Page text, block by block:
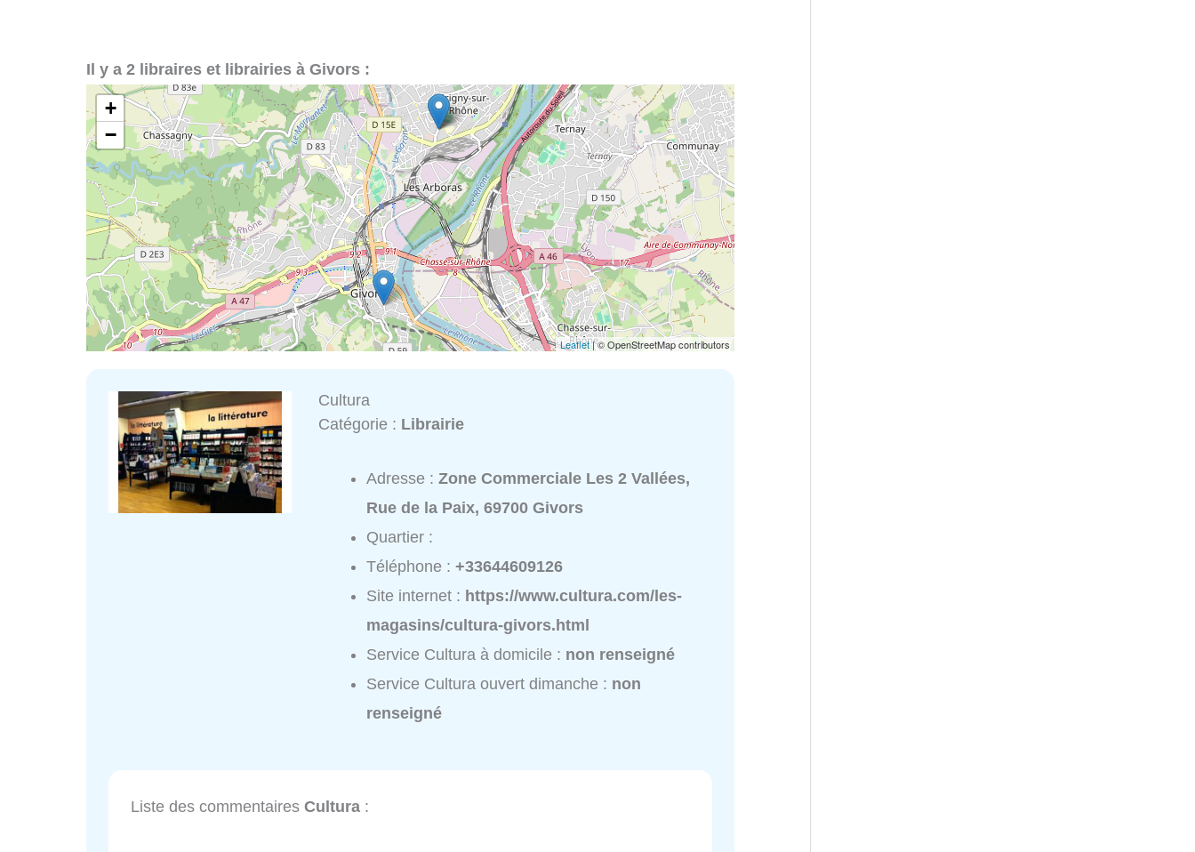
Il y a 2 libraires et librairies à Givors :
+
−
Leaflet| © OpenStreetMap contributors
Cultura
Catégorie : Librairie
Adresse :Zone Commerciale Les 2 Vallées,
Rue de la Paix, 69700 Givors
Quartier :
Téléphone :+33644609126
Site internet : https://www.cultura.com/les-
magasins/cultura-givors.html
Service Cultura à domicile : non renseigné
Service Cultura ouvert dimanche : non
renseigné
Liste des commentaires Cultura :